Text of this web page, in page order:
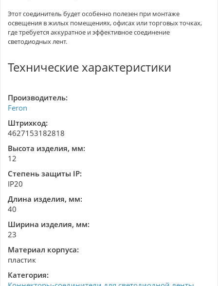
Этот соединитель будет особенно полезен при монтаже
освещения в жилых помещениях, офисах или торговых точках,
где требуется аккуратное и эффективное соединение
светодиодных лент.
Технические характеристики
Производитель:
Feron
Штрихкод:
4627153182818
Высота изделия, мм:
12
Степень защиты IP:
IP20
Длина изделия, мм:
40
Ширина изделия, мм:
23
Материал корпуса:
пластик
Категория: